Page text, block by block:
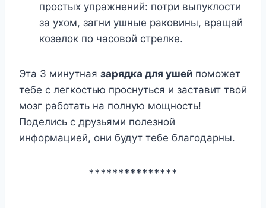
простых упражнений: потри выпуклости
за ухом, загни ушные раковины, вращай
козелок по часовой стрелке.
Эта 3 минутная зарядка для ушей поможет
тебе с легкостью проснуться и заставит твой
мозг работать на полную мощность!
Поделись с друзьями полезной
информацией, они будут тебе благодарны.
***************